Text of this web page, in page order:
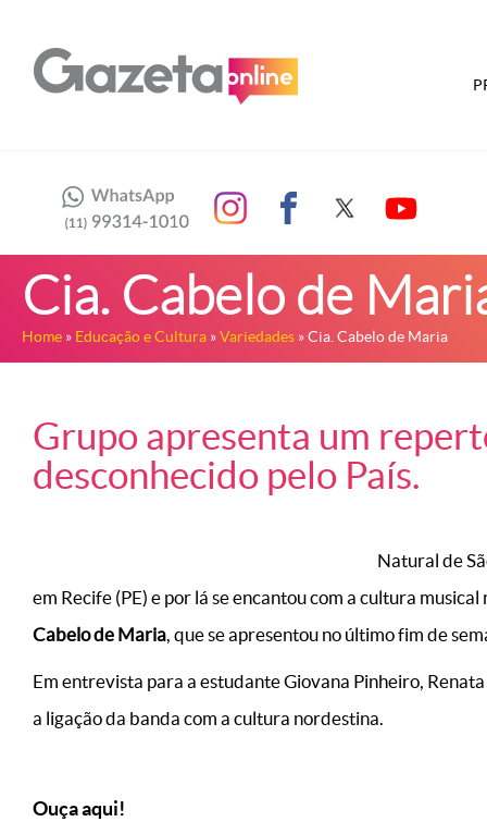
Cia. Cabelo de
Home » Educação e Cultura »Variedades » Cia. Cabelo de Maria
Grupo apresenta um
desconhecido pelo País.
Natural de
em Recife (PE) e por lá se encantou com a cultura
Cabelo de Maria, que se apresentou no último fim de
Em entrevista para a estudante Giovana Pinheiro,
a ligação da banda com a cultura nordestina.
Ouça aqui!